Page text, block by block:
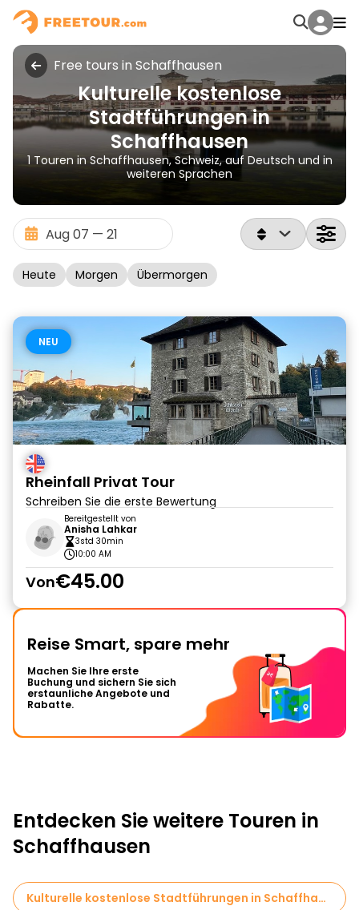
Free tours in Schaffhausen
Kulturelle kostenlose
Stadtführungen in
Schaffhausen
1 Touren in Schaffhausen, Schweiz, auf Deutsch und in
weiteren Sprachen
Heute Morgen Übermorgen
NEU
Rheinfall Privat Tour
Schreiben Sie die erste Bewertung
Bereitgestellt von
Anisha Lahkar
3std 30min
10:00 AM
Von€45.00
Reise Smart, spare mehr
Machen Sie Ihre erste
Buchung und sichern Sie sich
erstaunliche Angebote und
Rabatte.
Entdecken Sie weitere Touren in
Schaffhausen
Kulturelle kostenlose Stadtführungen in Schaffhausen